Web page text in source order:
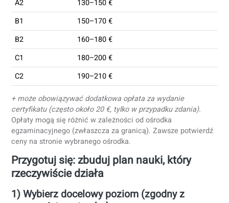
Oficjalny opis:
Terminy egzaminów w 2026 r.: gdzie
znaleźć oficjalny kalendarz
Oficjalne terminy i dostępne poziomy są publikowane
przez Komisję na portalu certyfikatu.
Typowy schemat (może się różnić):sesja wiosenna
sesja jesienna.
Rejestracja zwykle otwiera się na około
6–8 tygodni
przed egzaminem.
Sprawdź oficjalny portal w sprawie harmonogramu 2026:
certyfikatpolski.pl
Ile to kosztuje? (przybliżone opłaty)